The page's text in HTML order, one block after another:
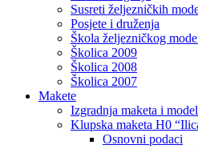
Susreti željezničkih
Posjete i druženja
Škola željezničkog
Školica 2009
Školica 2008
Školica 2007
Makete
Izgradnja maketa i
Klupska maketa H0
Osnovni podaci